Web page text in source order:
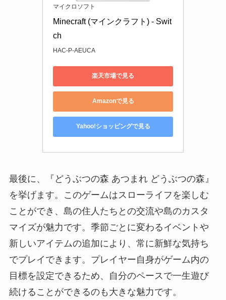
マイクロソフト
Minecraft (マインクラフト) - Swit
ch
HAC-P-AEUCA
楽天市場で見る
Amazonで見る
Yahoo!ショッピングで見る
最後に、『どうぶつの森 あつまれ どうぶつの森』
を挙げます。このゲームはスローライフを楽しむ
ことができ、島の住人たちとの交流や島のカスタ
マイズが魅力です。季節ごとに変わるイベントや
新しいアイテムの追加により、常に新鮮な気持ち
でプレイできます。プレイヤー自身がゲーム内の
目標を設定できるため、自分のペースで一生遊び
続けることができるのも大きな魅力です。